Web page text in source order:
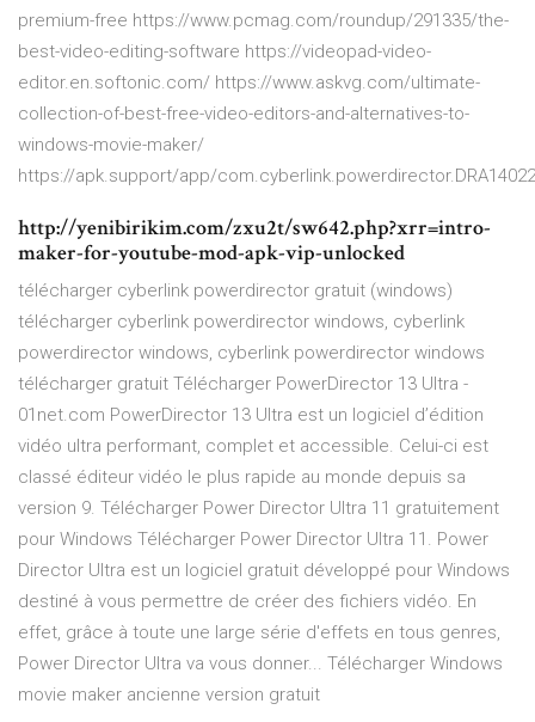
premium-free https://www.pcmag.com/roundup/291335/the-
best-video-editing-software https://videopad-video-
editor.en.softonic.com/ https://www.askvg.com/ultimate-
collection-of-best-free-video-editors-and-alternatives-to-
windows-movie-maker/
https://apk.support/app/
http://yenibirikim.com/zxu2t/sw642.php?xrr=intro-
maker-for-youtube-mod-apk-vip-unlocked
télécharger cyberlink powerdirector gratuit (windows)
télécharger cyberlink powerdirector windows, cyberlink
powerdirector windows, cyberlink powerdirector windows
télécharger gratuit Télécharger PowerDirector 13 Ultra -
01net.com PowerDirector 13 Ultra est un logiciel d’édition
vidéo ultra performant, complet et accessible. Celui-ci est
classé éditeur vidéo le plus rapide au monde depuis sa
version 9. Télécharger Power Director Ultra 11 gratuitement
pour Windows Télécharger Power Director Ultra 11. Power
Director Ultra est un logiciel gratuit développé pour Windows
destiné à vous permettre de créer des fichiers vidéo. En
effet, grâce à toute une large série d'effets en tous genres,
Power Director Ultra va vous donner... Télécharger Windows
movie maker ancienne version gratuit